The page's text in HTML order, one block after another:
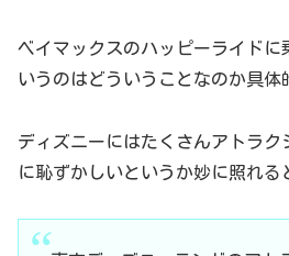
ベイマックスのハッピーライドに
いうのはどういうことなのか具体
ディズニーにはたくさんアトラク
に恥ずかしいというか妙に照れる